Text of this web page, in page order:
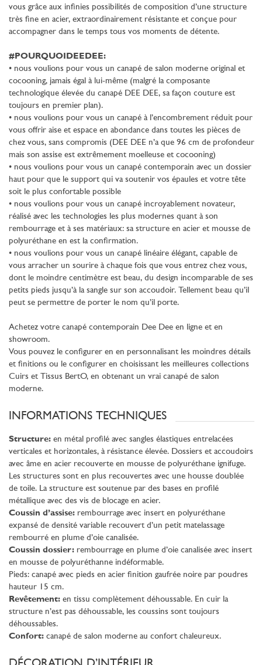
vous grâce aux infinies possibilités de composition d’une structure
très fine en acier, extraordinairement résistante et conçue pour
accompagner dans le temps tous vos moments de détente.
#POURQUOIDEEDEE:
• nous voulions pour vous un canapé de salon moderne original et
cocooning, jamais égal à lui-même (malgré la composante
technologique élevée du canapé DEE DEE, sa façon couture est
toujours en premier plan).
• nous voulions pour vous un canapé à l’encombrement réduit pour
vous offrir aise et espace en abondance dans toutes les pièces de
chez vous, sans compromis (DEE DEE n’a que 96 cm de profondeur
mais son assise est extrêmement moelleuse et cocooning)
• nous voulions pour vous un canapé contemporain avec un dossier
haut pour que le support qui va soutenir vos épaules et votre tête
soit le plus confortable possible
• nous voulions pour vous un canapé incroyablement novateur,
réalisé avec les technologies les plus modernes quant à son
rembourrage et à ses matériaux: sa structure en acier et mousse de
polyuréthane en est la confirmation.
• nous voulions pour vous un canapé linéaire élégant, capable de
vous arracher un sourire à chaque fois que vous entrez chez vous,
dont le moindre centimètre est beau, du design incomparable de ses
petits pieds jusqu’à la sangle sur son accoudoir. Tellement beau qu’il
peut se permettre de porter le nom qu’il porte.
Achetez votre canapé contemporain Dee Dee en ligne et en
showroom.
Vous pouvez le configurer en en personnalisant les moindres détails
et finitions ou le configurer en choisissant les meilleures collections
Cuirs et Tissus BertO, en obtenant un vrai canapé de salon
moderne.
INFORMATIONS TECHNIQUES
Structure: en métal profilé avec sangles élastiques entrelacées
verticales et horizontales, à résistance élevée. Dossiers et accoudoirs
avec âme en acier recouverte en mousse de polyuréthane ignifuge.
Les structures sont en plus recouvertes avec une housse doublée
de toile. La structure est soutenue par des bases en profilé
métallique avec des vis de blocage en acier.
Coussin d’assise: rembourrage avec insert en polyuréthane
expansé de densité variable recouvert d’un petit matelassage
rembourré en plume d’oie canalisée.
Coussin dossier: rembourrage en plume d’oie canalisée avec insert
en mousse de polyuréthanne indéformable.
Pieds: canapé avec pieds en acier finition gaufrée noire par poudres
hauteur 15 cm.
Revêtement: en tissu complètement déhoussable. En cuir la
structure n’est pas déhoussable, les coussins sont toujours
déhoussables.
Confort: canapé de salon moderne au confort chaleureux.